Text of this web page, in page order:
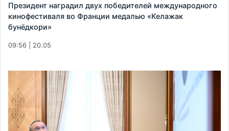
Президент наградил двух победителей международного
кинофестиваля во Франции медалью «Келажак
бунёдкори»
09:56 | 20.05